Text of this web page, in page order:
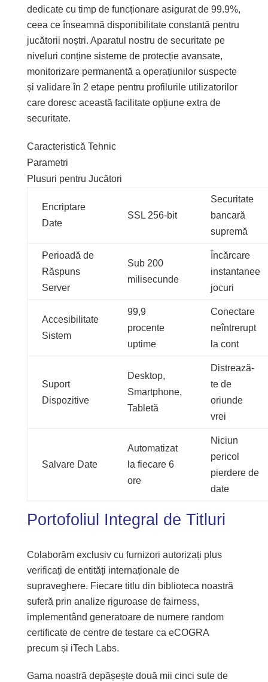
dedicate cu timp de funcționare asigurat de 99.9%,
ceea ce înseamnă disponibilitate constantă pentru
jucătorii noștri. Aparatul nostru de securitate pe
niveluri conține sisteme de protecție avansate,
monitorizare permanentă a operațiunilor suspecte
și validare în 2 etape pentru profilurile utilizatorilor
care doresc această facilitate opțiune extra de
securitate.
Caracteristică Tehnic
Parametri
Plusuri pentru Jucători
Encriptare
Date
SSL 256-bit
Securitate
bancară
supremă
Perioadă de
Răspuns
Server
Sub 200
milisecunde
Încărcare
instantanee
jocuri
Accesibilitate
Sistem
99,9
procente
uptime
Conectare
neîntrerupt
la cont
Suport
Dispozitive
Desktop,
Smartphone,
Tabletă
Distrează-
te de
oriunde
vrei
Salvare Date
Automatizat
la fiecare 6
ore
Niciun
pericol
pierdere de
date
Portofoliul Integral de Titluri
Colaborăm exclusiv cu furnizori autorizați plus
verificați de entități internaționale de
supraveghere. Fiecare titlu din biblioteca noastră
suferă prin analize riguroase de fairness,
implementând generatoare de numere random
certificate de centre de testare ca eCOGRA
precum și iTech Labs.
Gama noastră depășește două mii cinci sute de